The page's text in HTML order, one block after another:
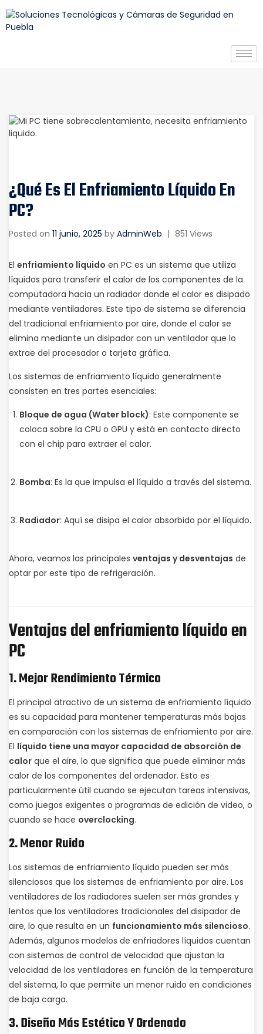
¿Qué Es El Enfriamiento Líquido En
PC?
Posted on 11 junio, 2025 by AdminWeb | 851 Views
El enfriamiento líquido en PC es un sistema que utiliza
líquidos para transferir el calor de los componentes de la
computadora hacia un radiador donde el calor es disipado
mediante ventiladores. Este tipo de sistema se diferencia
del tradicional enfriamiento por aire, donde el calor se
elimina mediante un disipador con un ventilador que lo
extrae del procesador o tarjeta gráfica.
Los sistemas de enfriamiento líquido generalmente
consisten en tres partes esenciales:
Bloque de agua (Water block): Este componente se
coloca sobre la CPU o GPU y está en contacto directo
con el chip para extraer el calor.
Bomba: Es la que impulsa el líquido a través del sistema.
Radiador: Aquí se disipa el calor absorbido por el líquido.
Ahora, veamos las principales ventajas y desventajas de
optar por este tipo de refrigeración.
Ventajas del enfriamiento líquido en
PC
1.Mejor Rendimiento Térmico
El principal atractivo de un sistema de enfriamiento líquido
es su capacidad para mantener temperaturas más bajas
en comparación con los sistemas de enfriamiento por aire.
El líquido tiene una mayor capacidad de absorción de
calor que el aire, lo que significa que puede eliminar más
calor de los componentes del ordenador. Esto es
particularmente útil cuando se ejecutan tareas intensivas,
como juegos exigentes o programas de edición de video, o
cuando se hace overclocking.
2.Menor Ruido
Los sistemas de enfriamiento líquido pueden ser más
silenciosos que los sistemas de enfriamiento por aire. Los
ventiladores de los radiadores suelen ser más grandes y
lentos que los ventiladores tradicionales del disipador de
aire, lo que resulta en un funcionamiento más silencioso.
Además, algunos modelos de enfriadores líquidos cuentan
con sistemas de control de velocidad que ajustan la
velocidad de los ventiladores en función de la temperatura
del sistema, lo que permite un menor ruido en condiciones
de baja carga.
3.Diseño Más Estético Y Ordenado